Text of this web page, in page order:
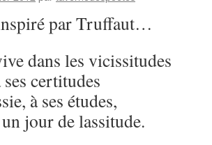
par Truffaut…
dans les vicissitudes
certitudes
à ses études,
jour de lassitude.